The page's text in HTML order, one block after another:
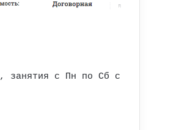
занятия с Пн по Сб с